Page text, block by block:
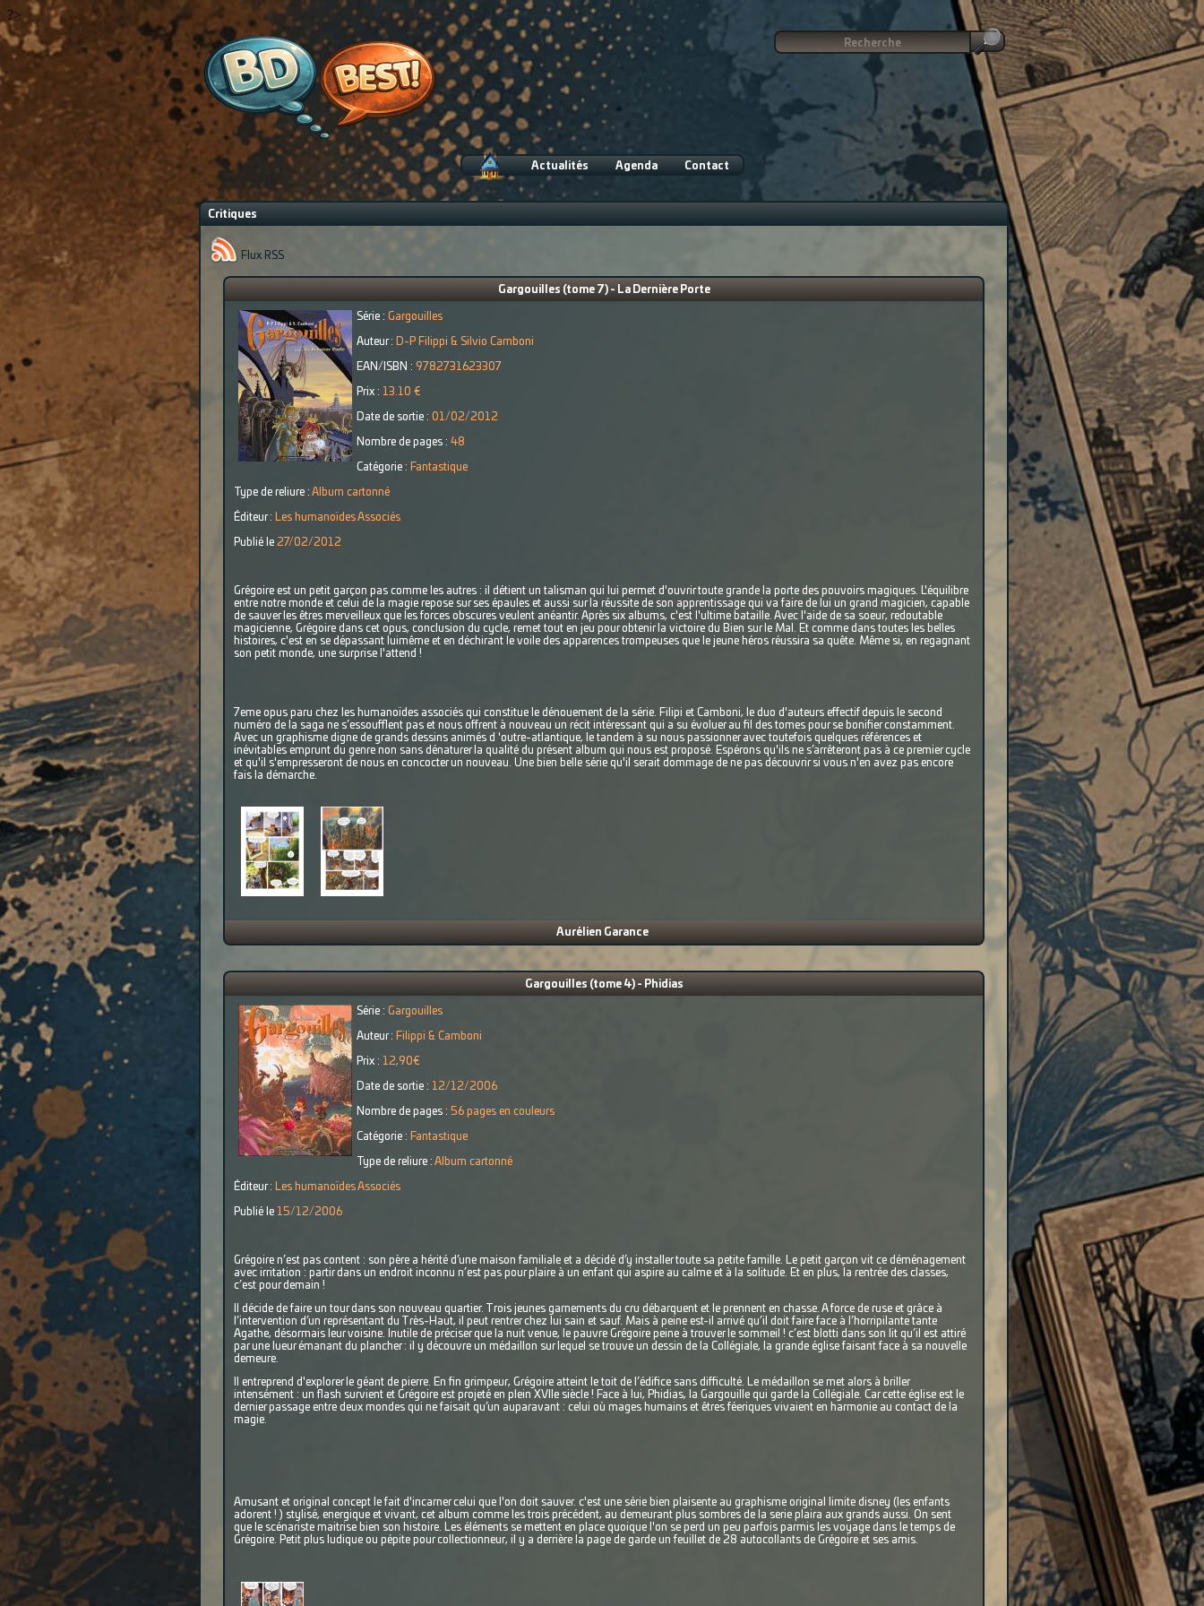
?>
Actualités Agenda Contact
Critiques
Flux RSS
Gargouilles (tome 7) - La Dernière Porte
Série : Gargouilles
Auteur : D-P Filippi & Silvio Camboni
EAN/ISBN : 9782731623307
Prix : 13.10 €
Date de sortie : 01/02/2012
Nombre de pages : 48
Catégorie : Fantastique
Type de reliure : Album cartonné
Éditeur : Les humanoïdes Associés
Publié le 27/02/2012
Grégoire est un petit garçon pas comme les autres : il détient un talisman qui lui permet d'ouvrir toute grande la porte des pouvoirs magiques. L'équilibre
entre notre monde et celui de la magie repose sur ses épaules et aussi sur la réussite de son apprentissage qui va faire de lui un grand magicien, capable
de sauver les êtres merveilleux que les forces obscures veulent anéantir. Après six albums, c'est l'ultime bataille. Avec l'aide de sa soeur, redoutable
magicienne, Grégoire dans cet opus, conclusion du cycle, remet tout en jeu pour obtenir la victoire du Bien sur le Mal. Et comme dans toutes les belles
histoires, c'est en se dépassant luimême et en déchirant le voile des apparences trompeuses que le jeune héros réussira sa quête. Même si, en regagnant
son petit monde, une surprise l'attend !
7eme opus paru chez les humanoïdes associés qui constitue le dénouement de la série. Filipi et Camboni, le duo d'auteurs effectif depuis le second
numéro de la saga ne s’essoufflent pas et nous offrent à nouveau un récit intéressant qui a su évoluer au fil des tomes pour se bonifier constamment.
Avec un graphisme digne de grands dessins animés d 'outre-atlantique, le tandem à su nous passionner avec toutefois quelques références et
inévitables emprunt du genre non sans dénaturer la qualité du présent album qui nous est proposé. Espérons qu'ils ne s’arrêteront pas à ce premier cycle
et qu'il s'empresseront de nous en concocter un nouveau. Une bien belle série qu'il serait dommage de ne pas découvrir si vous n'en avez pas encore
fais la démarche.
Aurélien Garance
Gargouilles (tome 4) - Phidias
Série : Gargouilles
Auteur : Filippi & Camboni
Prix : 12,90€
Date de sortie : 12/12/2006
Nombre de pages : 56 pages en couleurs
Catégorie : Fantastique
Type de reliure : Album cartonné
Éditeur : Les humanoïdes Associés
Publié le 15/12/2006
Grégoire n’est pas content : son père a hérité d’une maison familiale et a décidé d’y installer toute sa petite famille. Le petit garçon vit ce déménagement
avec irritation : partir dans un endroit inconnu n’est pas pour plaire à un enfant qui aspire au calme et à la solitude. Et en plus, la rentrée des classes,
c’est pour demain !
Il décide de faire un tour dans son nouveau quartier. Trois jeunes garnements du cru débarquent et le prennent en chasse. A force de ruse et grâce à
l’intervention d’un représentant du Très-Haut, il peut rentrer chez lui sain et sauf. Mais à peine est-il arrivé qu’il doit faire face à l’horripilante tante
Agathe, désormais leur voisine. Inutile de préciser que la nuit venue, le pauvre Grégoire peine à trouver le sommeil ! c’est blotti dans son lit qu’il est attiré
par une lueur émanant du plancher : il y découvre un médaillon sur lequel se trouve un dessin de la Collégiale, la grande église faisant face à sa nouvelle
demeure.
Il entreprend d'explorer le géant de pierre. En fin grimpeur, Grégoire atteint le toit de l’édifice sans difficulté. Le médaillon se met alors à briller
intensément : un flash survient et Grégoire est projeté en plein XVIIe siècle ! Face à lui, Phidias, la Gargouille qui garde la Collégiale. Car cette église est le
dernier passage entre deux mondes qui ne faisait qu’un auparavant : celui où mages humains et êtres féeriques vivaient en harmonie au contact de la
magie.
Amusant et original concept le fait d'incarner celui que l'on doit sauver. c'est une série bien plaisente au graphisme original limite disney (les enfants
adorent ! ) stylisé, energique et vivant, cet album comme les trois précédent, au demeurant plus sombres de la serie plaira aux grands aussi. On sent
que le scénariste maitrise bien son histoire. Les éléments se mettent en place quoique l'on se perd un peu parfois parmis les voyage dans le temps de
Grégoire. Petit plus ludique ou pépite pour collectionneur, il y a derrière la page de garde un feuillet de 28 autocollants de Grégoire et ses amis.